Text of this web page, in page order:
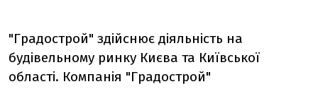
"Градострой" здійснює діяльність на
будівельному ринку Києва та Київської
області. Компанія "Градострой"